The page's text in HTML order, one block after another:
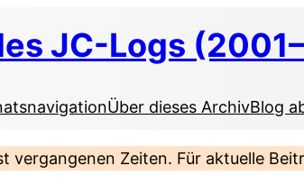
JC-Logs
Über dieses ArchivBlog
vergangenen Zeiten. Für aktuelle